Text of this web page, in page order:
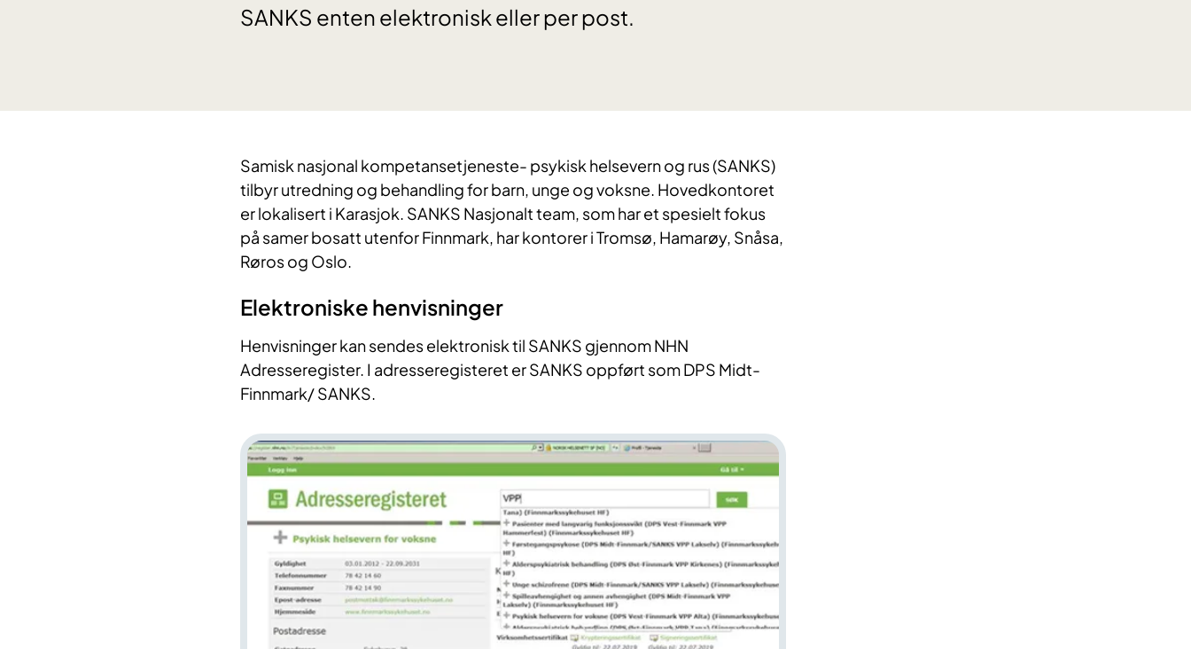
SANKS enten elektronisk eller per post.
Samisk nasjonal kompetansetjeneste- psykisk helsevern og rus (SANKS)
tilbyr utredning og behandling for barn, unge og voksne. Hovedkontoret
er lokalisert i Karasjok. SANKS Nasjonalt team, som har et spesielt fokus
på samer bosatt utenfor Finnmark, har kontorer i Tromsø, Hamarøy, Snåsa,
Røros og Oslo.
Elektroniske henvisninger
Henvisninger kan sendes elektronisk til SANKS gjennom NHN
Adresseregister. I adresseregisteret er SANKS oppført som DPS Midt-
Finnmark/ SANKS.